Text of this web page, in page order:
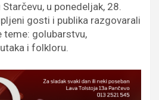
u ponedeljak, 28.
gosti i publika razgovarali
golubarstvu,
i folkloru.